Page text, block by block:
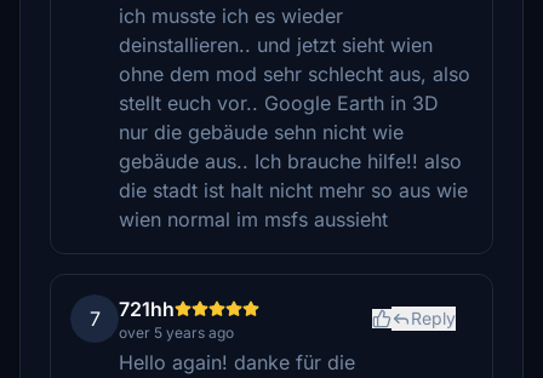
ich musste ich es wieder
deinstallieren.. und jetzt sieht wien
ohne dem mod sehr schlecht aus, also
stellt euch vor.. Google Earth in 3D
nur die gebäude sehn nicht wie
gebäude aus.. Ich brauche hilfe!! also
die stadt ist halt nicht mehr so aus wie
wien normal im msfs aussieht
7 721hh
over 5 years ago
Reply
Hello again! danke für die